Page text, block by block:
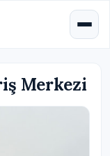
Merkezi